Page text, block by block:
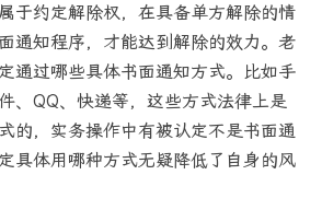
于约定解除权，在具备单方解除的情
通知程序，才能达到解除的效力。老
通过哪些具体书面通知方式。比如手
、QQ、快递等，这些方式法律上是
的，实务操作中有被认定不是书面通
具体用哪种方式无疑降低了自身的风